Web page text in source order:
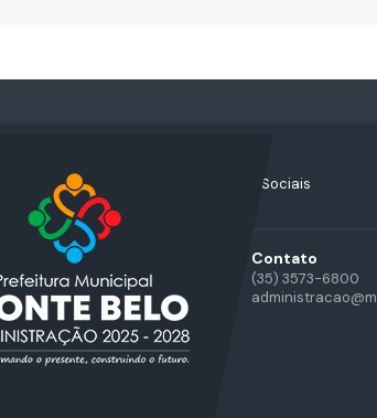
Acompanhe nossas Redes Sociais
Contato
(35) 3573-6800